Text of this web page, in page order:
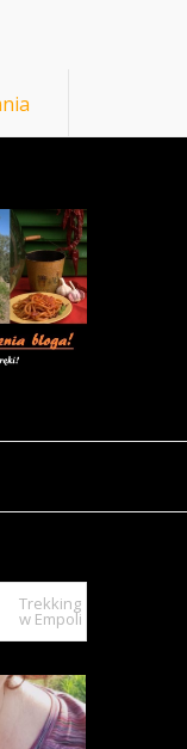
Trekking
w Empoli